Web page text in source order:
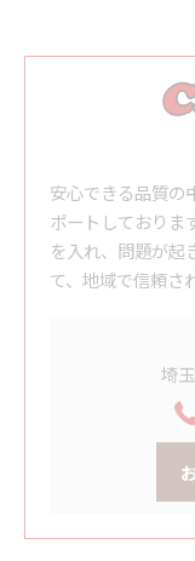
安心できる品質の
ポートしておりま
を入れ、問題が起
て、地域で信頼さ
埼